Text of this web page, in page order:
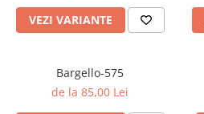
VEZI VARIANTE
Bargello-575
de la 85,00 Lei